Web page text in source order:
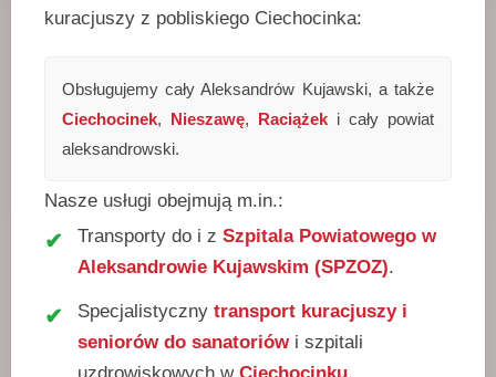
kuracjuszy z pobliskiego Ciechocinka:
Obsługujemy cały Aleksandrów Kujawski, a także
Ciechocinek, Nieszawę, Raciążek i cały powiat
aleksandrowski.
Nasze usługi obejmują m.in.:
Transporty do i z Szpitala Powiatowego w
Aleksandrowie Kujawskim (SPZOZ).
Specjalistyczny transport kuracjuszy i
seniorów do sanatoriówi szpitali